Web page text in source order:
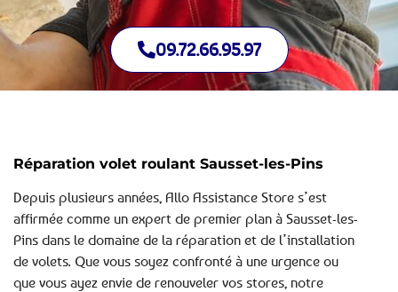
09.72.66.95.97
Réparation volet roulant Sausset-les-Pins
Depuis plusieurs années, Allo Assistance Store s’est
affirmée comme un expert de premier plan à Sausset-les-
Pins dans le domaine de la réparation et de l’installation
de volets. Que vous soyez confronté à une urgence ou
que vous ayez envie de renouveler vos stores, notre